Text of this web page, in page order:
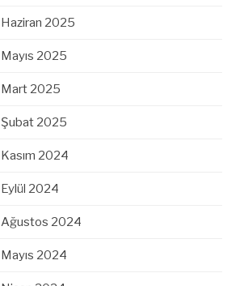
Haziran 2025
Mayıs 2025
Mart 2025
Şubat 2025
Kasım 2024
Eylül 2024
Ağustos 2024
Mayıs 2024